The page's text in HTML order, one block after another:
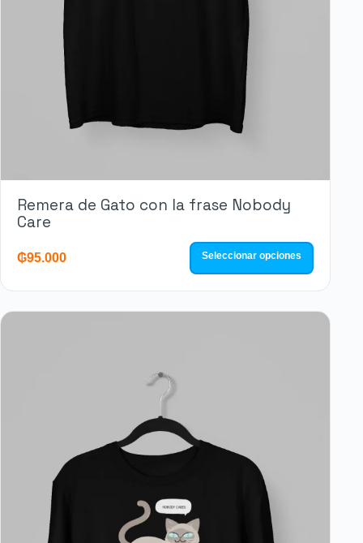
Remera de Gato con la frase Nobody
Care
₲95.000 Seleccionar opciones